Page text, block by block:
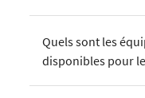
Quels sont les
disponibles pour